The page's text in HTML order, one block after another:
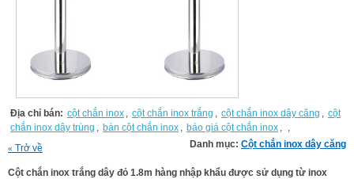
Địa chỉ bán: cột chắn inox , cột chắn inox trắng , cột chắn inox dây căng , cột
chắn inox dây trùng , bán cột chắn inox , báo giá cột chắn inox , ,
« Trở về Danh mục: Cột chắn inox dây căng
Cột chắn inox trắng dây đỏ 1.8m hàng nhập khẩu được sử dụng từ inox